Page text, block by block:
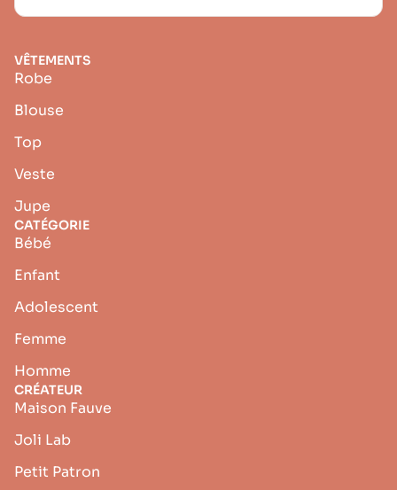
VÊTEMENTS
Robe
Blouse
Top
Veste
Jupe
CATÉGORIE
Bébé
Enfant
Adolescent
Femme
Homme
CRÉATEUR
Maison Fauve
Joli Lab
Petit Patron